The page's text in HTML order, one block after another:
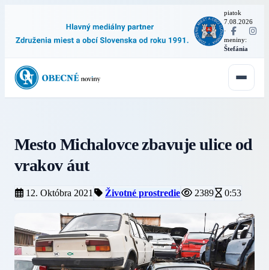
piatok
7.08.2026
·
meniny:
Štefánia
Mesto Michalovce zbavuje ulice od
vrakov áut
12. Októbra 2021 Životné prostredie 2389 0:53